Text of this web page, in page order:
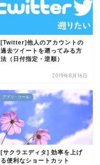
[Twitter]他人のアカウントの
過去ツイートを遡ってみる方
法（日付指定・逆順）
2019年8月16日
アプリ・ツール
[サクラエディタ] 効率を上げ
る便利なショートカット